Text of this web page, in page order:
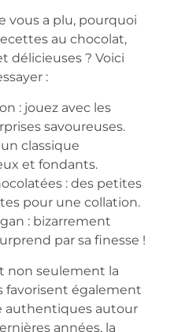
vous a plu, pourquoi
au chocolat,
délicieuses ? Voici
:
: jouez avec les
savoureuses.
classique
et fondants.
: des petites
pour une collation.
: bizarrement
par sa finesse !
non seulement la
favorisent également
authentiques autour
années, la